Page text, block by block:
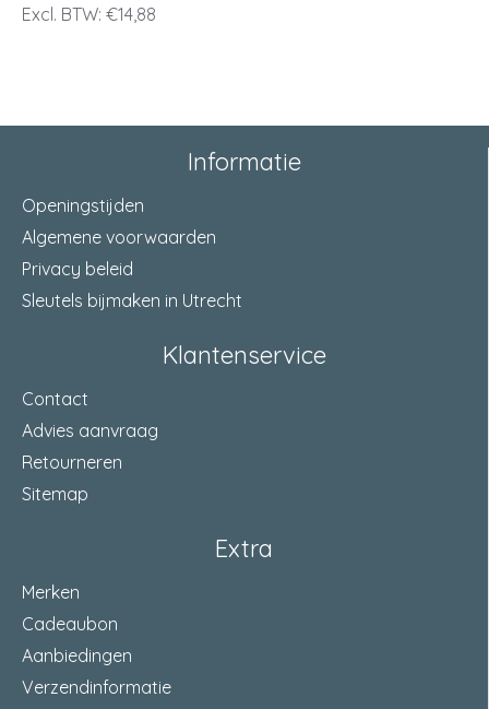
Excl. BTW: €14,88
Informatie
Openingstijden
Algemene voorwaarden
Privacy beleid
Sleutels bijmaken in Utrecht
Klantenservice
Contact
Advies aanvraag
Retourneren
Sitemap
Extra
Merken
Cadeaubon
Aanbiedingen
Verzendinformatie